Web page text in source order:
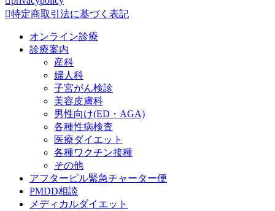
特定商取引法に基づく表記
オンライン診療
診療案内
産科
婦人科
子宮がん検診
美容皮膚科
男性向け(ED・AGA)
各種性病検査
医療ダイエット
各種ワクチン接種
その他
アフターピル緊急チャーター便
PMDD相談
メディカルダイエット